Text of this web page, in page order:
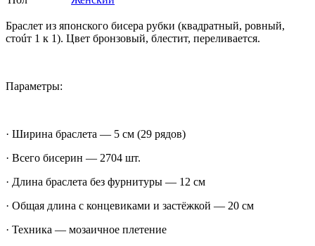
Браслет из японского бисера рубки (квадратный, ровный,
стоúт 1 к 1). Цвет бронзовый, блестит, переливается.
Параметры:
· Ширина браслета — 5 см (29 рядов)
· Всего бисерин — 2704 шт.
· Длина браслета без фурнитуры — 12 см
· Общая длина с концевиками и застёжкой — 20 см
· Техника — мозаичное плетение